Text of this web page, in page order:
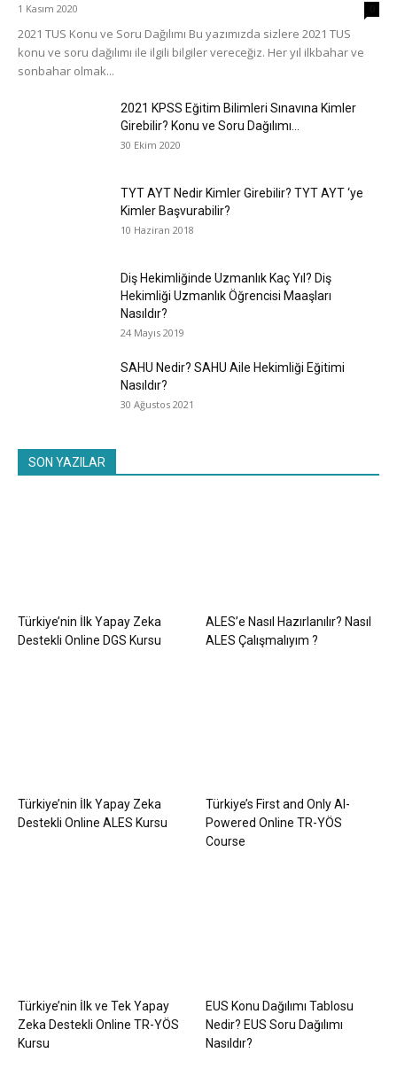
1 Kasım 2020
2021 TUS Konu ve Soru Dağılımı Bu yazımızda sizlere 2021 TUS
konu ve soru dağılımı ile ilgili bilgiler vereceğiz. Her yıl ilkbahar ve
sonbahar olmak...
2021 KPSS Eğitim Bilimleri Sınavına Kimler
Girebilir? Konu ve Soru Dağılımı...
30 Ekim 2020
TYT AYT Nedir Kimler Girebilir? TYT AYT ‘ye
Kimler Başvurabilir?
10 Haziran 2018
Diş Hekimliğinde Uzmanlık Kaç Yıl? Diş
Hekimliği Uzmanlık Öğrencisi Maaşları
Nasıldır?
24 Mayıs 2019
SAHU Nedir? SAHU Aile Hekimliği Eğitimi
Nasıldır?
30 Ağustos 2021
SON YAZILAR
Türkiye’nin İlk Yapay Zeka
Destekli Online DGS Kursu
ALES’e Nasıl Hazırlanılır? Nasıl
ALES Çalışmalıyım ?
Türkiye’nin İlk Yapay Zeka
Destekli Online ALES Kursu
Türkiye’s First and Only AI-
Powered Online TR-YÖS
Course
Türkiye’nin İlk ve Tek Yapay
Zeka Destekli Online TR-YÖS
Kursu
EUS Konu Dağılımı Tablosu
Nedir? EUS Soru Dağılımı
Nasıldır?